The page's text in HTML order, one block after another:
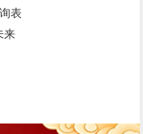
表
来